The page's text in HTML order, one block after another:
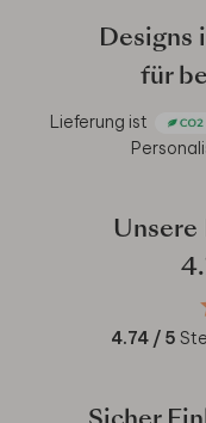
Designs
für
Lieferung ist
Unsere
4.74 / 5